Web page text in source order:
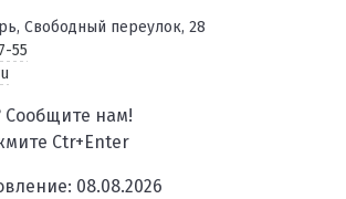
Свободный переулок, 28
55
Сообщите нам!
Ctr+Enter
08.08.2026